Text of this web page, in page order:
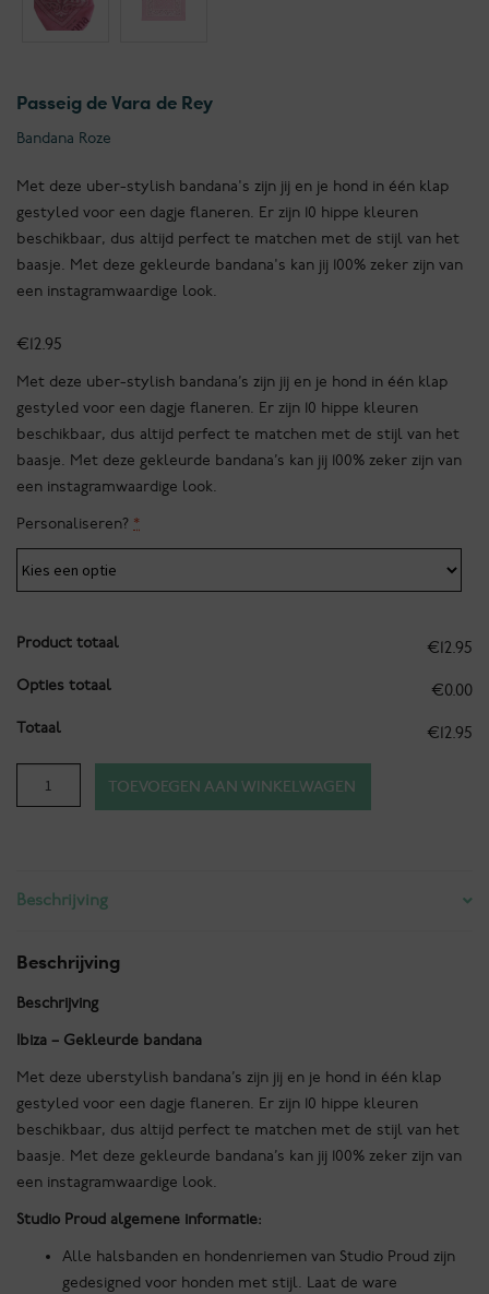
Passeig de Vara de Rey
Bandana Roze
Met deze uber-stylish bandana's zijn jij en je hond in één klap
gestyled voor een dagje flaneren. Er zijn 10 hippe kleuren
beschikbaar, dus altijd perfect te matchen met de stijl van het
baasje. Met deze gekleurde bandana's kan jij 100% zeker zijn van
een instagramwaardige look.
€12.95
Met deze uber-stylish bandana’s zijn jij en je hond in één klap
gestyled voor een dagje flaneren. Er zijn 10 hippe kleuren
beschikbaar, dus altijd perfect te matchen met de stijl van het
baasje. Met deze gekleurde bandana’s kan jij 100% zeker zijn van
een instagramwaardige look.
Personaliseren? *
Product totaal €12.95
Opties totaal €0.00
Totaal €12.95
de
de
-
Donker
TOEVOEGEN AAN WINKELWAGEN
Beschrijving
Beschrijving
Beschrijving
Ibiza – Gekleurde bandana
Met deze uberstylish bandana’s zijn jij en je hond in één klap
gestyled voor een dagje flaneren. Er zijn 10 hippe kleuren
beschikbaar, dus altijd perfect te matchen met de stijl van het
baasje. Met deze gekleurde bandana’s kan jij 100% zeker zijn van
een instagramwaardige look.
Studio Proud algemene informatie:
Alle halsbanden en hondenriemen van Studio Proud zijn
gedesigned voor honden met stijl. Laat de ware